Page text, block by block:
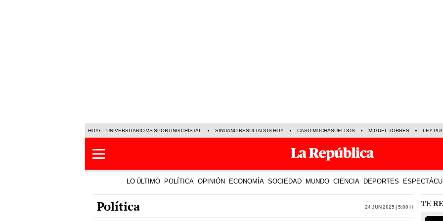
HOY UNIVERSITARIO VS SPORTING CRISTAL SINUANO RESULTADOS HOY CASO MOCHASUELDOS MIGUEL TORRES LEY
LO ÚLTIMO POLÍTICA OPINIÓN ECONOMÍA SOCIEDAD MUNDO CIENCIA DEPORTES
Política 24 Jun 2025 | 5:00 h TE